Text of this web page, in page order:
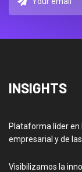
INSIGHTS
Plataforma líder en
empresarial y de
Visibilizamos la